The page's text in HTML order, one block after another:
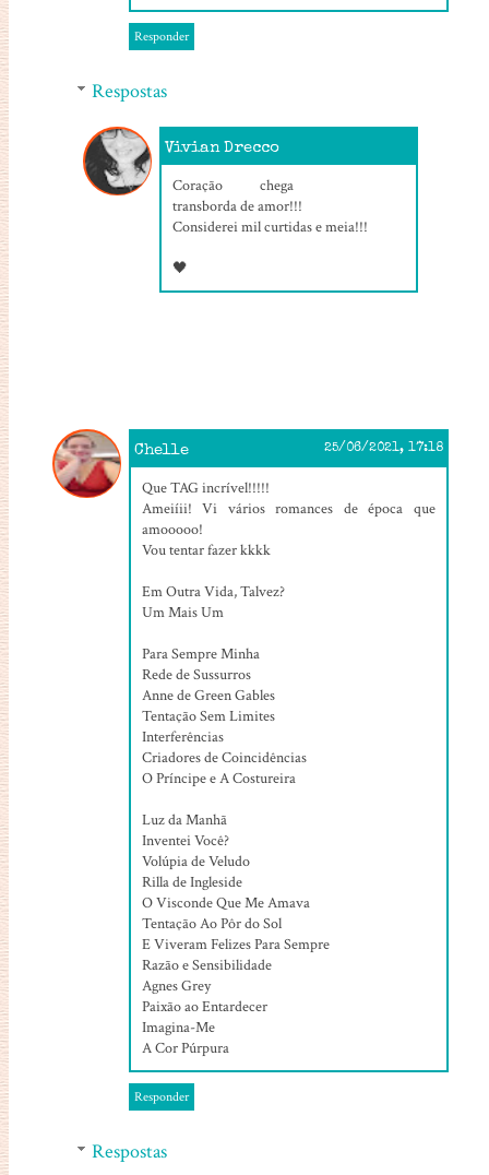
Responder
Respostas
Vivian Drecco
Coração chega
transborda de amor!!!
Considerei mil curtidas e meia!!!
🖤
Chelle 25/06/2021, 17:18
Que TAG incrível!!!!!
Ameiíii! Vi vários romances de época que
amooooo!
Vou tentar fazer kkkk
Em Outra Vida, Talvez?
Um Mais Um
Para Sempre Minha
Rede de Sussurros
Anne de Green Gables
Tentação Sem Limites
Interferências
Criadores de Coincidências
O Príncipe e A Costureira
Luz da Manhã
Inventei Você?
Volúpia de Veludo
Rilla de Ingleside
O Visconde Que Me Amava
Tentação Ao Pôr do Sol
E Viveram Felizes Para Sempre
Razão e Sensibilidade
Agnes Grey
Paixão ao Entardecer
Imagina-Me
A Cor Púrpura
Responder
Respostas